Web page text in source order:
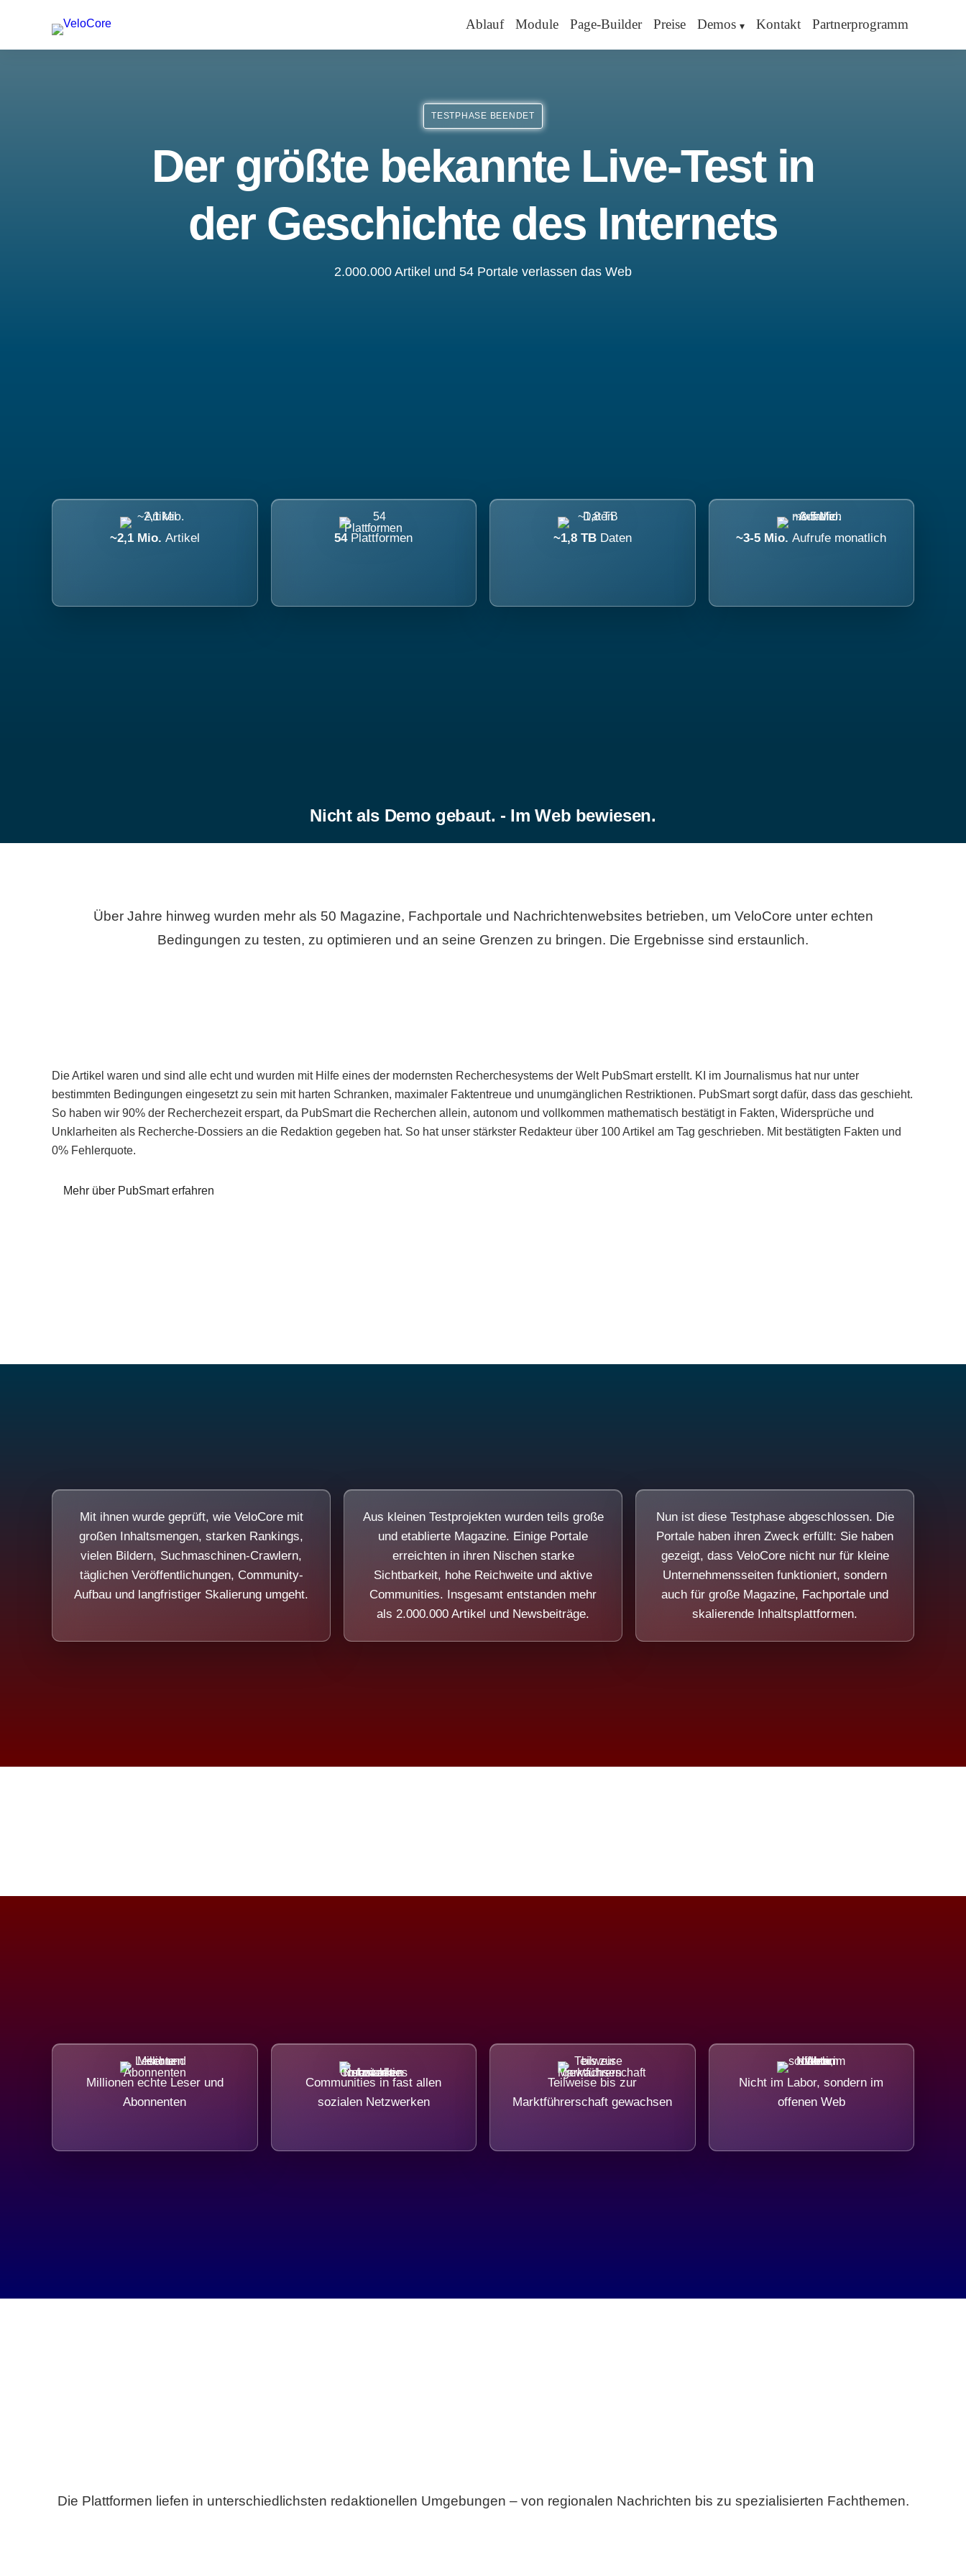
Ablauf Module Page-Builder Preise Demos Kontakt Partnerprogramm
TESTPHASE BEENDET
Der größte bekannte Live-Test in
der Geschichte des Internets
2.000.000 Artikel und 54 Portale verlassen das Web
~2,1 Mio. Artikel 54 Plattformen ~1,8 TB Daten ~3-5 Mio.Aufrufe monatlich
Nicht als Demo gebaut. - Im Web bewiesen.
Über Jahre hinweg wurden mehr als 50 Magazine, Fachportale und Nachrichtenwebsites betrieben, um VeloCore unter echten
Bedingungen zu testen, zu optimieren und an seine Grenzen zu bringen. Die Ergebnisse sind erstaunlich.
Die Artikel waren und sind alle echt und wurden mit Hilfe eines der modernsten Recherchesystems der Welt PubSmart erstellt. KI im Journalismus hat nur unter
bestimmten Bedingungen eingesetzt zu sein mit harten Schranken, maximaler Faktentreue und unumgänglichen Restriktionen. PubSmart sorgt dafür, dass das geschieht.
So haben wir 90% der Recherchezeit erspart, da PubSmart die Recherchen allein, autonom und vollkommen mathematisch bestätigt in Fakten, Widersprüche und
Unklarheiten als Recherche-Dossiers an die Redaktion gegeben hat. So hat unser stärkster Redakteur über 100 Artikel am Tag geschrieben. Mit bestätigten Fakten und
0% Fehlerquote.
Mehr über PubSmart erfahren
Mit ihnen wurde geprüft, wie VeloCore mit
großen Inhaltsmengen, starken Rankings,
vielen Bildern, Suchmaschinen-Crawlern,
täglichen Veröffentlichungen, Community-
Aufbau und langfristiger Skalierung umgeht.
Aus kleinen Testprojekten wurden teils große
und etablierte Magazine. Einige Portale
erreichten in ihren Nischen starke
Sichtbarkeit, hohe Reichweite und aktive
Communities. Insgesamt entstanden mehr
als 2.000.000 Artikel und Newsbeiträge.
Nun ist diese Testphase abgeschlossen. Die
Portale haben ihren Zweck erfüllt: Sie haben
gezeigt, dass VeloCore nicht nur für kleine
Unternehmensseiten funktioniert, sondern
auch für große Magazine, Fachportale und
skalierende Inhaltsplattformen.
Millionen echte Leser und
Abonnenten
Communities in fast allen
sozialen Netzwerken
Teilweise bis zur
Marktführerschaft gewachsen
Nicht im Labor, sondern im
offenen Web
Die Plattformen liefen in unterschiedlichsten redaktionellen Umgebungen – von regionalen Nachrichten bis zu spezialisierten Fachthemen.